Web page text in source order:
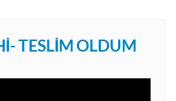
TESLIM OLDUM